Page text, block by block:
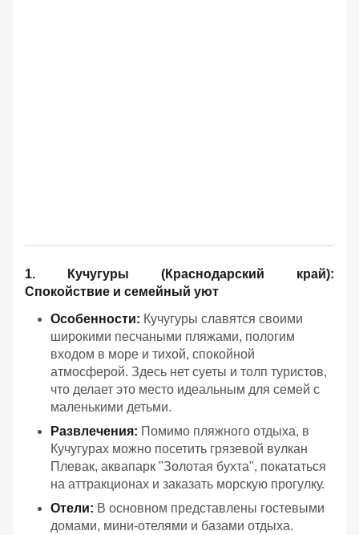
1. Кучугуры (Краснодарский край):
Спокойствие и семейный уют
Особенности: Кучугуры славятся своими
широкими песчаными пляжами, пологим
входом в море и тихой, спокойной
атмосферой. Здесь нет суеты и толп туристов,
что делает это место идеальным для семей с
маленькими детьми.
Развлечения: Помимо пляжного отдыха, в
Кучугурах можно посетить грязевой вулкан
Плевак, аквапарк "Золотая бухта", покататься
на аттракционах и заказать морскую прогулку.
Отели: В основном представлены гостевыми
домами, мини-отелями и базами отдыха.